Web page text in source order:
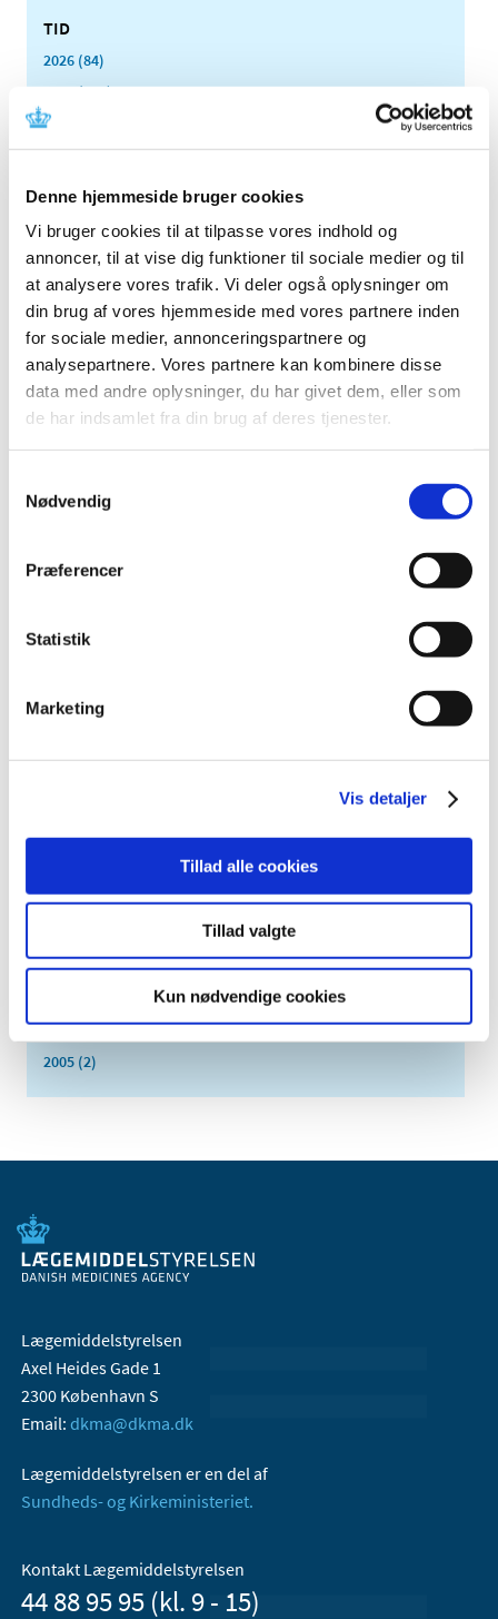
Denne hjemmeside bruger cookies
Vi bruger cookies til at tilpasse vores indhold og
annoncer, til at vise dig funktioner til sociale medier og til
at analysere vores trafik. Vi deler også oplysninger om
din brug af vores hjemmeside med vores partnere inden
for sociale medier, annonceringspartnere og
analysepartnere. Vores partnere kan kombinere disse
data med andre oplysninger, du har givet dem, eller som
de har indsamlet fra din brug af deres tjenester.
Nødvendig
Præferencer
Statistik
Marketing
Vis detaljer
Tillad alle cookies
Tillad valgte
Kun nødvendige cookies
TID
2026 (84)
2025 (158)
2024 (224)
2023 (195)
2020 (263)
december (24)
november (33)
oktober (20)
september (20)
august (17)
juli (11)
juni (21)
april (24)
februar (12)
2016 (167)
2012 (44)
2010 (7)
2008 (8)
2006 (9)
2005 (2)
Lægemiddelstyrelsen
Axel Heides Gade 1
2300 København S
Email: dkma@dkma.dk
Lægemiddelstyrelsen er en del af
Sundheds- og Kirkeministeriet.
Kontakt Lægemiddelstyrelsen
44 88 95 95 (kl. 9 - 15)